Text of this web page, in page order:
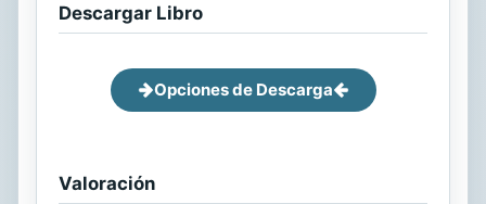
Descargar Libro
Opciones de Descarga
Valoración